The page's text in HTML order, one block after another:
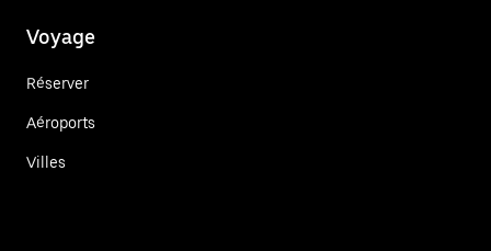
Voyage
Réserver
Aéroports
Villes